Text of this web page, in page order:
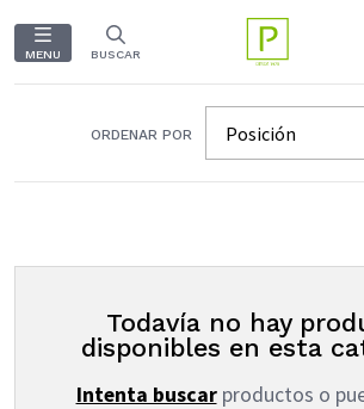
MENU BUSCAR
ORDENAR POR
Todavía no hay
disponibles en esta
Intenta buscarproductos o